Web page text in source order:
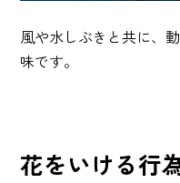
風や水しぶきと共に、
味です。
花をいける行